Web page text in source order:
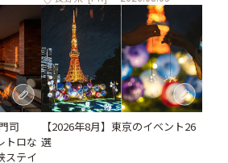
司
トロな
ステイ
【2026年8月】東京のイベント26
選